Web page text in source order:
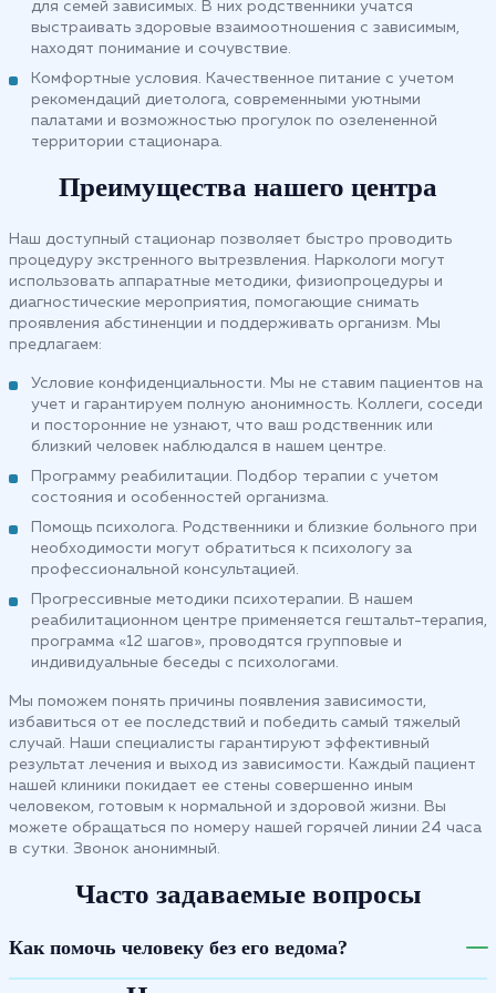
для семей зависимых. В них родственники учатся
выстраивать здоровые взаимоотношения с зависимым,
находят понимание и сочувствие.
Комфортные условия. Качественное питание с учетом
рекомендаций диетолога, современными уютными
палатами и возможностью прогулок по озелененной
территории стационара.
Преимущества нашего центра
Наш доступный стационар позволяет быстро проводить
процедуру экстренного вытрезвления. Наркологи могут
использовать аппаратные методики, физиопроцедуры и
диагностические мероприятия, помогающие снимать
проявления абстиненции и поддерживать организм. Мы
предлагаем:
Условие конфиденциальности. Мы не ставим пациентов на
учет и гарантируем полную анонимность. Коллеги, соседи
и посторонние не узнают, что ваш родственник или
близкий человек наблюдался в нашем центре.
Программу реабилитации. Подбор терапии с учетом
состояния и особенностей организма.
Помощь психолога. Родственники и близкие больного при
необходимости могут обратиться к психологу за
профессиональной консультацией.
Прогрессивные методики психотерапии. В нашем
реабилитационном центре применяется гештальт-терапия,
программа «12 шагов», проводятся групповые и
индивидуальные беседы с психологами.
Мы поможем понять причины появления зависимости,
избавиться от ее последствий и победить самый тяжелый
случай. Наши специалисты гарантируют эффективный
результат лечения и выход из зависимости. Каждый пациент
нашей клиники покидает ее стены совершенно иным
человеком, готовым к нормальной и здоровой жизни. Вы
можете обращаться по номеру нашей горячей линии 24 часа
в сутки. Звонок анонимный.
Часто задаваемые вопросы
Как помочь человеку без его ведома?